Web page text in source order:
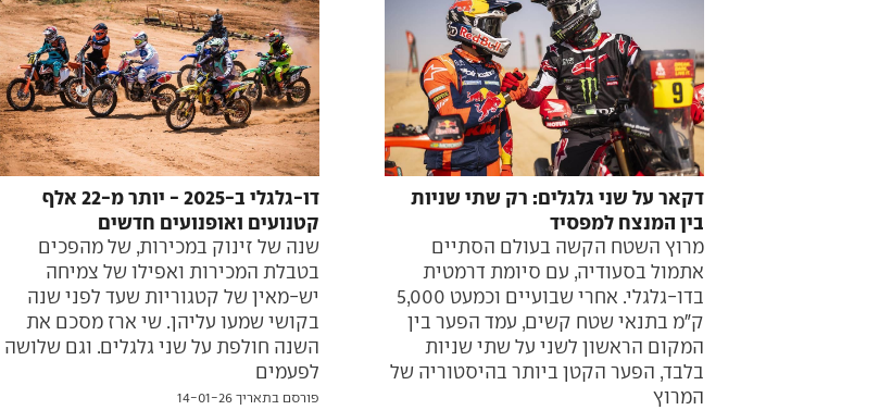
דקאר על שני גלגלים: רק שתי שניות
בין המנצח למפסיד
מרוץ השטח הקשה בעולם הסתיים
אתמול בסעודיה, עם סיומת דרמטית
בדו-גלגלי. אחרי שבועיים וכמעט 5,000
ק"מ בתנאי שטח קשים, עמד הפער בין
המקום הראשון לשני על שתי שניות
בלבד, הפער הקטן ביותר בהיסטוריה של
המרוץ
דו-גלגלי ב-2025 - יותר מ-22 אלף
קטנועים ואופנועים חדשים
שנה של זינוק במכירות, של מהפכים
בטבלת המכירות ואפילו של צמיחה
יש-מאין של קטגוריות שעד לפני שנה
בקושי שמעו עליהן. שי ארז מסכם את
השנה חולפת על שני גלגלים. וגם שלושה
לפעמים
פורסם בתאריך 14-01-26